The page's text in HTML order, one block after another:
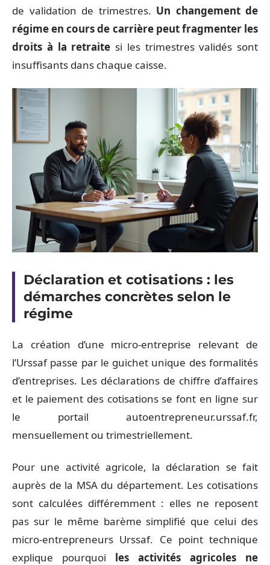
de validation de trimestres. Un changement de
régime en cours de carrière peut fragmenter les
droits à la retraite si les trimestres validés sont
insuffisants dans chaque caisse.
Déclaration et cotisations : les
démarches concrètes selon le
régime
La création d’une micro-entreprise relevant de
l’Urssaf passe par le guichet unique des formalités
d’entreprises. Les déclarations de chiffre d’affaires
et le paiement des cotisations se font en ligne sur
le portail autoentrepreneur.urssaf.fr,
mensuellement ou trimestriellement.
Pour une activité agricole, la déclaration se fait
auprès de la MSA du département. Les cotisations
sont calculées différemment : elles ne reposent
pas sur le même barème simplifié que celui des
micro-entrepreneurs Urssaf. Ce point technique
explique pourquoi les activités agricoles ne